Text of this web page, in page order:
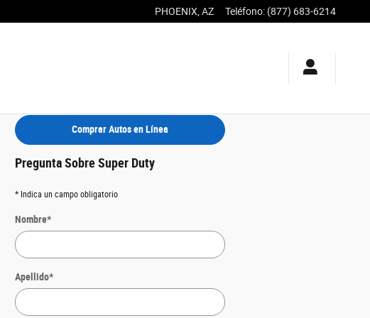
PHOENIX AZ Teléfono: (877) 683-6214
Comprar Autos en Línea
Pregunta Sobre Super Duty
* Indica un campo obligatorio
Nombre*
Apellido*